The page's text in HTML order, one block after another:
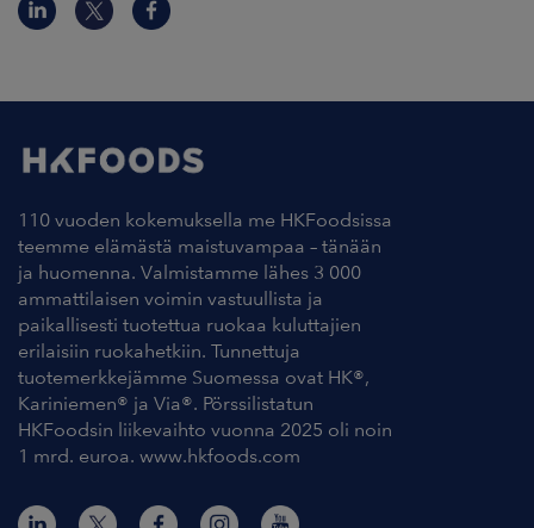
110 vuoden kokemuksella me HKFoodsissa
teemme elämästä maistuvampaa – tänään
ja huomenna. Valmistamme lähes 3 000
ammattilaisen voimin vastuullista ja
paikallisesti tuotettua ruokaa kuluttajien
erilaisiin ruokahetkiin. Tunnettuja
tuotemerkkejämme Suomessa ovat HK®,
Kariniemen® ja Via®. Pörssilistatun
HKFoodsin liikevaihto vuonna 2025 oli noin
1 mrd. euroa. www.hkfoods.com